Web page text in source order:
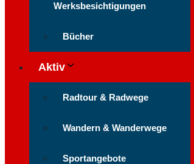
Werksbesichtigungen
Bücher
Aktiv
Radtour & Radwege
Wandern & Wanderwege
Sportangebote